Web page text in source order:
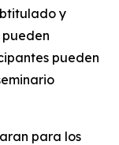
y
pueden
para los